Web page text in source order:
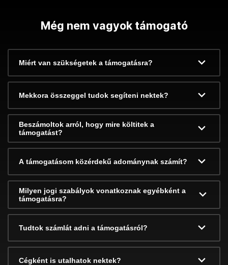
Még nem vagyok támogató
Miért van szükségetek a támogatásra?
Mekkora összeggel tudok segíteni nektek?
Beszámoltok arról, hogy mire költitek a
támogatást?
A támogatásom közérdekű adománynak számít?
Milyen jogi szabályok vonatkoznak egyébként a
támogatásra?
Tudtok számlát adni a támogatásról?
Cégként is utalhatok nektek?